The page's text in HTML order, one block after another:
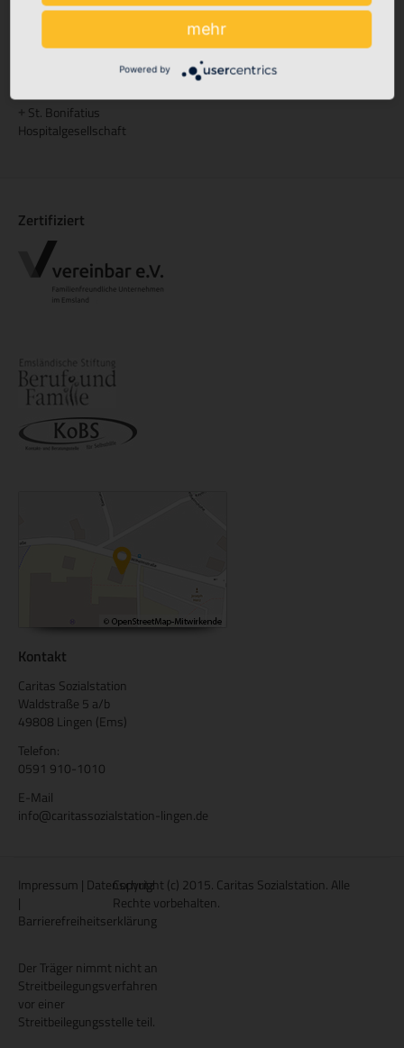
Akademie St. Franziskus
Pflegeakademie St. Anna
St. Bonifatius
Hospitalgesellschaft
Zertifiziert
Kontakt
Caritas Sozialstation
Waldstraße 5 a/b
49808 Lingen (Ems)
Telefon:
0591 910-1010
E-Mail
info@caritassozialstation-lingen.de
Impressum | Datenschutz
|
Barrierefreiheitserklärung
Der Träger nimmt nicht an
Streitbeilegungsverfahren
vor einer
Streitbeilegungsstelle teil.
Copyright (c) 2015. Caritas Sozialstation. Alle
Rechte vorbehalten.
mehr
Powered by